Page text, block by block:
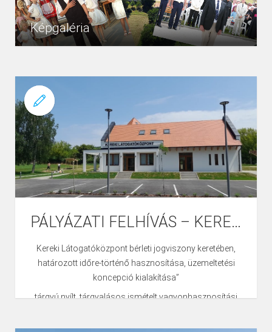
Képgaléria
PÁLYÁZATI FELHÍVÁS – KEREKI LÁTOGATÓKÖZPONT
Kereki Látogatóközpont bérleti jogviszony keretében,
határozott időre-történő hasznosítása, üzemeltetési
koncepció kialakítása”
tárgyú nyílt, tárgyalásos ismételt vagyonhasznosítási